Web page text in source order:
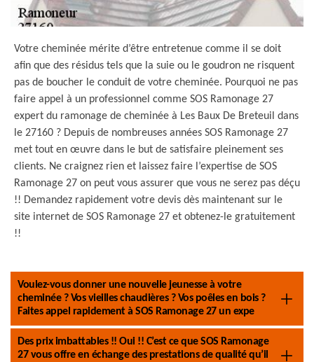
Votre cheminée mérite d’être entretenue comme il se doit
afin que des résidus tels que la suie ou le goudron ne risquent
pas de boucher le conduit de votre cheminée. Pourquoi ne pas
faire appel à un professionnel comme SOS Ramonage 27
expert du ramonage de cheminée à Les Baux De Breteuil dans
le 27160 ? Depuis de nombreuses années SOS Ramonage 27
met tout en œuvre dans le but de satisfaire pleinement ses
clients. Ne craignez rien et laissez faire l’expertise de SOS
Ramonage 27 on peut vous assurer que vous ne serez pas déçu
!! Demandez rapidement votre devis dès maintenant sur le
site internet de SOS Ramonage 27 et obtenez-le gratuitement
!!
Voulez-vous donner une nouvelle jeunesse à votre
cheminée ? Vos vieilles chaudières ? Vos poêles en bois ?
Faites appel rapidement à SOS Ramonage 27 un expe
Des prix imbattables !! Oui !! C’est ce que SOS Ramonage
27 vous offre en échange des prestations de qualité qu’il